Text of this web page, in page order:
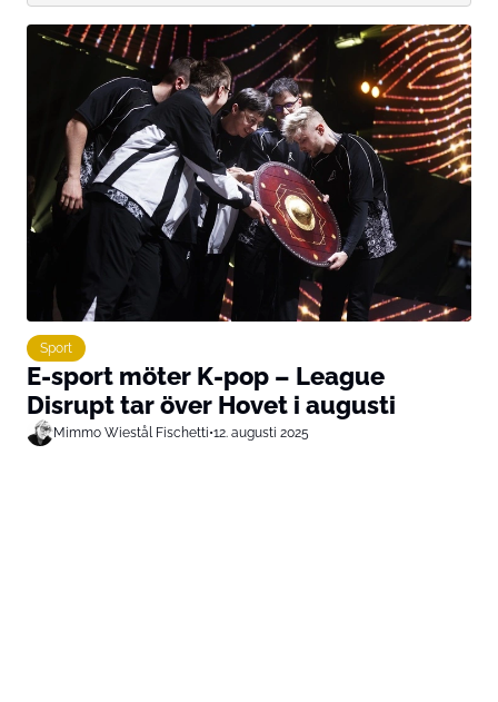
Sport
E-sport möter K-pop – League
Disrupt tar över Hovet i augusti
Mimmo Wiestål Fischetti•12. augusti 2025